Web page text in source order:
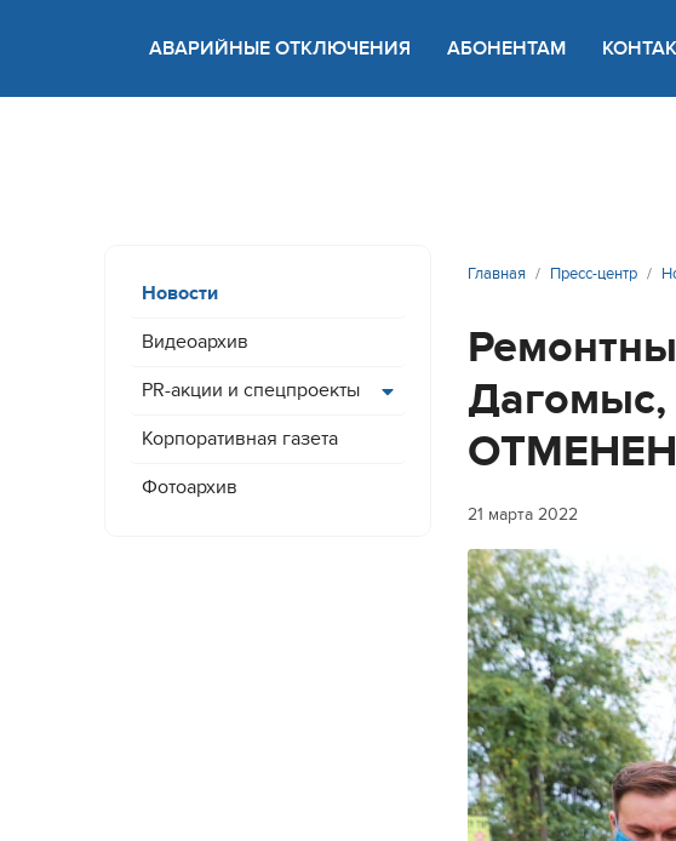
Версия для
АВАРИЙНЫЕ ОТКЛЮЧЕНИЯ АБОНЕНТАМ
Новости
Видеоархив
PR-акции и спецпроекты
Корпоративная газета
Фотоархив
Главная Пресс-центр
Дагомыс,
21 марта 2022